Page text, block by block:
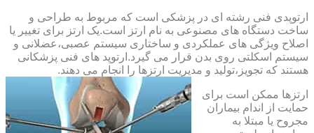
ارتوپدی فنی رشته ای در پزشکی است که مربوط به طراحی و
ساخت دستگاه های مصنوعی به نام ارتز است.یک ارتز برای تغییر یا
اصلاح ویژگی های عملکردی و ساختاری سیستم عصبی،عضلانی و
سیستم اسکلتی روی بدن قرار می گیرد.ارتوپد های فنی پزشکانی
هستند که تجویز،تولید و مدیریت ارتزها را انجام می دهند.
ارتزها ممکن است برای
حمایت از اندام بیماران
مجروح یا مبتلا به